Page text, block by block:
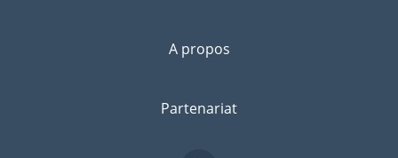
A propos
Partenariat